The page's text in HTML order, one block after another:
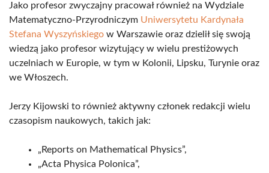
Jako profesor zwyczajny pracował również na Wydziale
Matematyczno-Przyrodniczym Uniwersytetu Kardynała
Stefana Wyszyńskiego w Warszawie oraz dzielił się swoją
wiedzą jako profesor wizytujący w wielu prestiżowych
uczelniach w Europie, w tym w Kolonii, Lipsku, Turynie oraz
we Włoszech.
Jerzy Kijowski to również aktywny członek redakcji wielu
czasopism naukowych, takich jak:
„Reports on Mathematical Physics”,
„Acta Physica Polonica”,